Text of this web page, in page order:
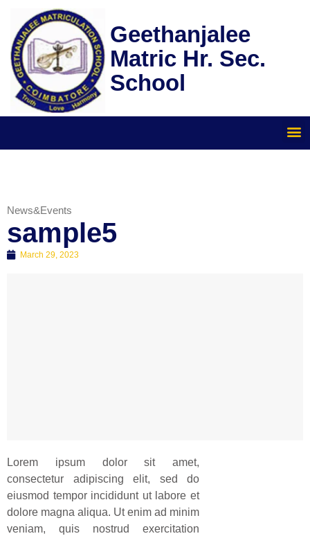
content
Geethanjalee
Matric Hr. Sec.
School
News&Events
sample5
March 29, 2023
Lorem ipsum dolor sit amet,
consectetur adipiscing elit, sed do
eiusmod tempor incididunt ut labore et
dolore magna aliqua. Ut enim ad minim
veniam, quis nostrud exercitation